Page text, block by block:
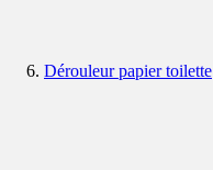
Dérouleur papier toilette